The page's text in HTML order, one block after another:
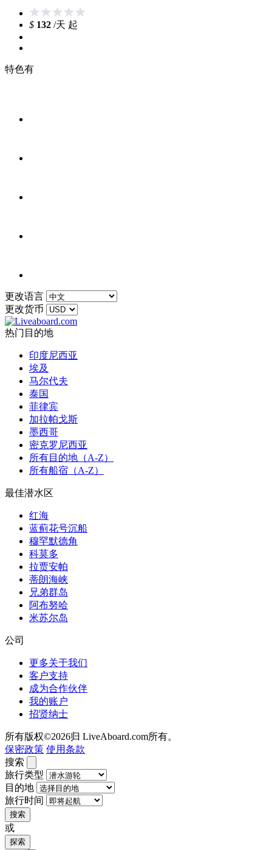
$ 132 /天 起
特色有
更改语言
更改货币
热门目的地
印度尼西亚
埃及
马尔代夫
泰国
菲律宾
加拉帕戈斯
墨西哥
密克罗尼西亚
所有目的地（A-Z）
所有船宿（A-Z）
最佳潜水区
红海
蓝蓟花号沉船
穆罕默德角
科莫多
拉贾安帕
蒂朗海峡
兄弟群岛
阿布努哈
米苏尔岛
公司
更多关于我们
客户支持
成为合作伙伴
我的账户
招贤纳士
所有版权©2026归 LiveAboard.com所有。
保密政策 使用条款
搜索
旅行类型
目的地
旅行时间
搜索
或
探索